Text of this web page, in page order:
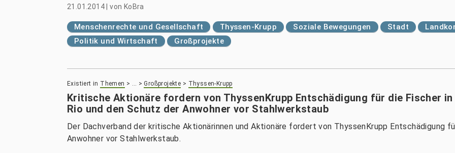
21.01.2014 |von KoBra
Menschenrechte und Gesellschaft Thyssen-Krupp Soziale Bewegungen Stadt
Politik und Wirtschaft
Großprojekte
Existiert in Themen > … >Großprojekte > Thyssen-Krupp
Kritische Aktionäre fordern von ThyssenKrupp Entschädigung für die Fischer in
Rio und den Schutz der Anwohner vor Stahlwerkstaub
Der Dachverband der kritische Aktionärinnen und Aktionäre fordert von ThyssenKrupp Entschädigung
Anwohner vor Stahlwerkstaub.